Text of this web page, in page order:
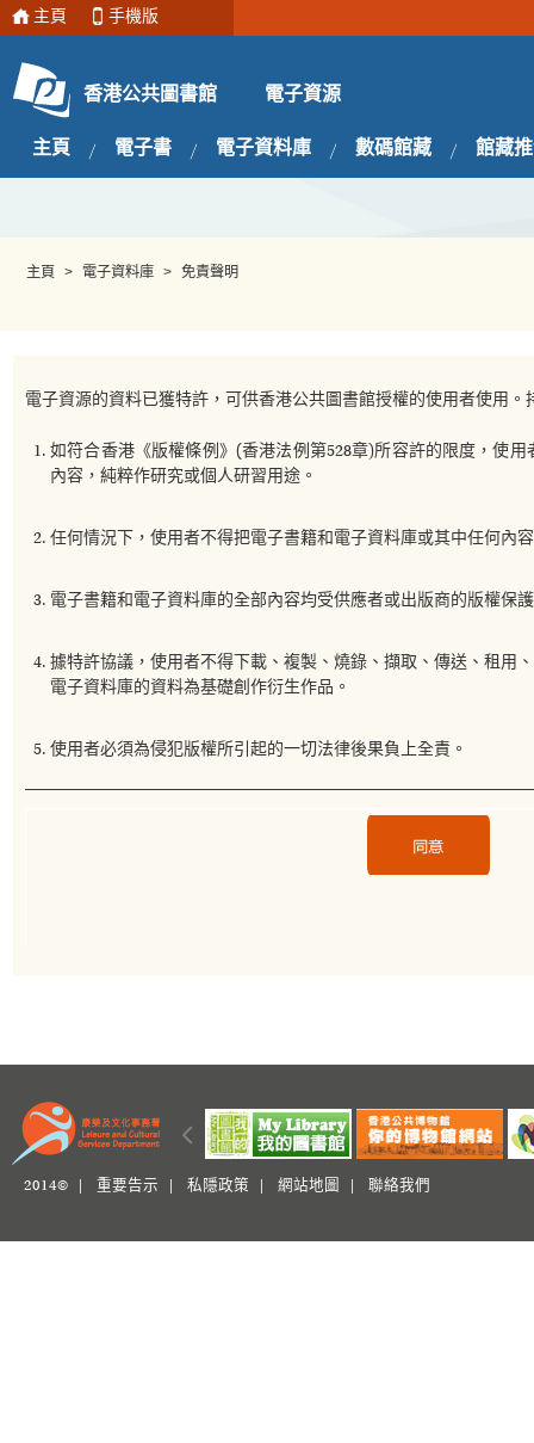
主頁 手機版
香港公共圖書館 電子資源
主頁 電子書 電子資料庫 數碼館藏 館藏
主頁 > 電子資料庫 > 免責聲明
電子資源的資料已獲特許，可供香港公共圖書館授權的使用者使用
如符合香港《版權條例》(香港法例第528章)所容許的限度，使
內容，純粹作研究或個人研習用途。
任何情況下，使用者不得把電子書籍和電子資料庫或其中任何內
電子書籍和電子資料庫的全部內容均受供應者或出版商的版權保
據特許協議，使用者不得下載、複製、燒錄、擷取、傳送、租用
電子資料庫的資料為基礎創作衍生作品。
使用者必須為侵犯版權所引起的一切法律後果負上全責。
2014© | 重要告示 私隱政策 網站地圖 聯絡我們